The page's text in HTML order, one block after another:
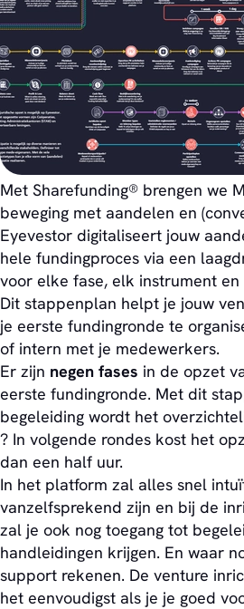
Met Sharefunding® brengen we
beweging met aandelen en
Eyevestor digitaliseert jouw
hele fundingproces via een
voor elke fase, elk instrument
Dit stappenplan helpt je jouw
je eerste fundingronde te
of intern met je medewerkers.
Er zijn negen fases in de opzet
eerste fundingronde. Met dit
begeleiding wordt het
? In volgende rondes kost het
dan een half uur.
In het platform zal alles snel
vanzelfsprekend zijn en bij de
zal je ook nog toegang tot
handleidingen krijgen. En waar
support rekenen. De venture
het eenvoudigst als je je goed